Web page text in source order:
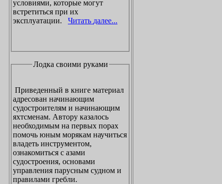
условиями, которые могут
встретиться при их
эксплуатации.
Читать далее...
Лодка своими руками
Приведенный в книге материал
адресован начинающим
судостроителям и начинающим
яхтсменам. Автору казалось
необходимым на первых порах
помочь юным морякам научиться
владеть инструментом,
ознакомиться с азами
судостроения, основами
управления парусным судном и
правилами гребли.